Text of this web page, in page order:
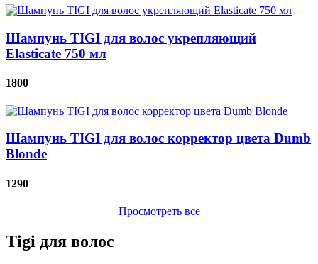
Шампунь TIGI для волос укрепляющий
Elasticate 750 мл
1800
Шампунь TIGI для волос корректор цвета Dumb
Blonde
1290
Просмотреть все
Tigi для волос